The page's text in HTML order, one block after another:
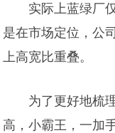
实际上蓝绿厂
是在市场定位，公
上高宽比重叠。
为了更好地梳
高，小霸王，一加